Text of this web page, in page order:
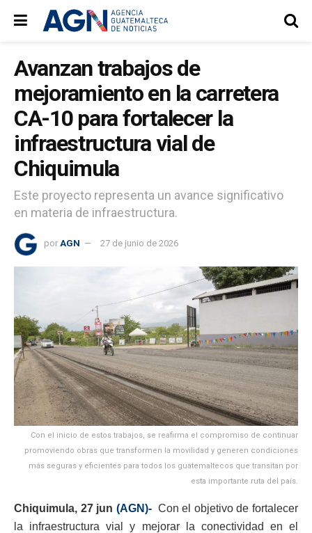
Avanzan trabajos de
mejoramiento en la carretera
CA-10 para fortalecer la
infraestructura vial de
Chiquimula
Este proyecto representa un avance significativo
en materia de infraestructura.
por AGN 27 de junio de 2026
Con el inicio de estos trabajos, se reafirma el compromiso de continuar
promoviendo obras que transformen la movilidad y generen condiciones
más seguras y eficientes para todos los guatemaltecos que transitan por
esta importante ruta del país.
Chiquimula, 27 jun (AGN)-Con el objetivo de fortalecer
la infraestructura vial y mejorar la conectividad en el